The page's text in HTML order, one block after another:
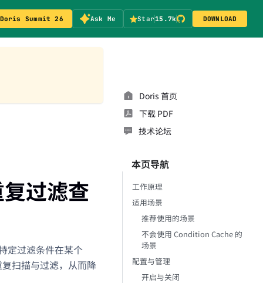
Doris Summit 26 Ask Me Star15.7k DOWNLOAD
过滤查
定过滤条件在某个
扫描与过滤，从而降
Doris 首页
下载 PDF
技术论坛
本页导航
工作原理
适用场景
推荐使用的场景
不会使用 Condition Cache 的
场景
配置与管理
开启与关闭